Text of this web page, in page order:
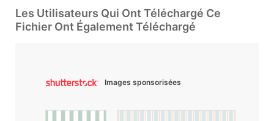
Les Utilisateurs Qui Ont Téléchargé Ce
Fichier Ont Également Téléchargé
Images sponsorisées